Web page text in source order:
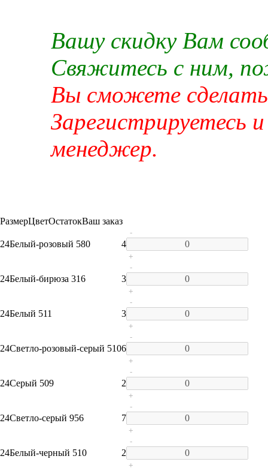
Вашу скидку Вам
Свяжитесь с ним,
Вы сможете сделать
Зарегистрируетесь
менеджер.
РазмерЦветОстатокВаш заказ
24Белый-розовый 580 4
-
+
24Белый-бирюза 316 3
-
+
24Белый 511 3
-
+
24Cветло-розовый-серый 5106
-
+
24Серый 509 2
-
+
24Светло-серый 956 7
-
+
24Белый-черный 510 2
-
+